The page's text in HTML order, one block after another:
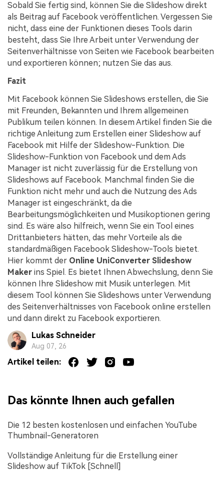
Sobald Sie fertig sind, können Sie die Slideshow direkt
als Beitrag auf Facebook veröffentlichen. Vergessen Sie
nicht, dass eine der Funktionen dieses Tools darin
besteht, dass Sie Ihre Arbeit unter Verwendung der
Seitenverhältnisse von Seiten wie Facebook bearbeiten
und exportieren können; nutzen Sie das aus.
Fazit
Mit Facebook können Sie Slideshows erstellen, die Sie
mit Freunden, Bekannten und Ihrem allgemeinen
Publikum teilen können. In diesem Artikel finden Sie die
richtige Anleitung zum Erstellen einer Slideshow auf
Facebook mit Hilfe der Slideshow-Funktion. Die
Slideshow-Funktion von Facebook und dem Ads
Manager ist nicht zuverlässig für die Erstellung von
Slideshows auf Facebook. Manchmal finden Sie die
Funktion nicht mehr und auch die Nutzung des Ads
Manager ist eingeschränkt, da die
Bearbeitungsmöglichkeiten und Musikoptionen gering
sind. Es wäre also hilfreich, wenn Sie ein Tool eines
Drittanbieters hätten, das mehr Vorteile als die
standardmäßigen Facebook Slideshow-Tools bietet.
Hier kommt der Online UniConverter Slideshow
Maker ins Spiel. Es bietet Ihnen Abwechslung, denn Sie
können Ihre Slideshow mit Musik unterlegen. Mit
diesem Tool können Sie Slideshows unter Verwendung
des Seitenverhältnisses von Facebook online erstellen
und dann direkt zu Facebook exportieren.
Lukas Schneider
Aug 07, 26
Artikel teilen:
Das könnte Ihnen auch gefallen
Die 12 besten kostenlosen und einfachen YouTube
Thumbnail-Generatoren
Vollständige Anleitung für die Erstellung einer
Slideshow auf TikTok [Schnell]